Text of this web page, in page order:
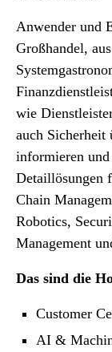
Anwender und
Großhandel,
wie
auch Sicherheit
informieren
Detaillösungen
Chain
Robotics,
Management
Das sind die
Customer
AI &